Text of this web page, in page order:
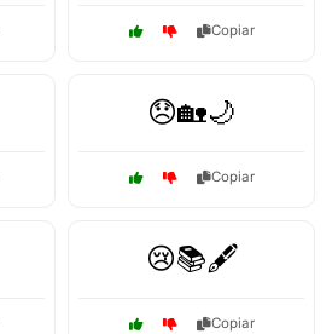
Copiar
😞🏡🌙
Copiar
😢📚🖋️
Copiar